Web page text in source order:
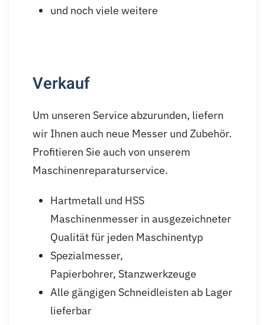
und noch viele weitere
Verkauf
Um unseren Service abzurunden, liefern
wir Ihnen auch neue Messer und Zubehör.
Profitieren Sie auch von unserem
Maschinenreparaturservice.
Hartmetall und HSS
Maschinenmesser in ausgezeichneter
Qualität für jeden Maschinentyp
Spezialmesser,
Papierbohrer, Stanzwerkzeuge
Alle gängigen Schneidleisten ab Lager
lieferbar